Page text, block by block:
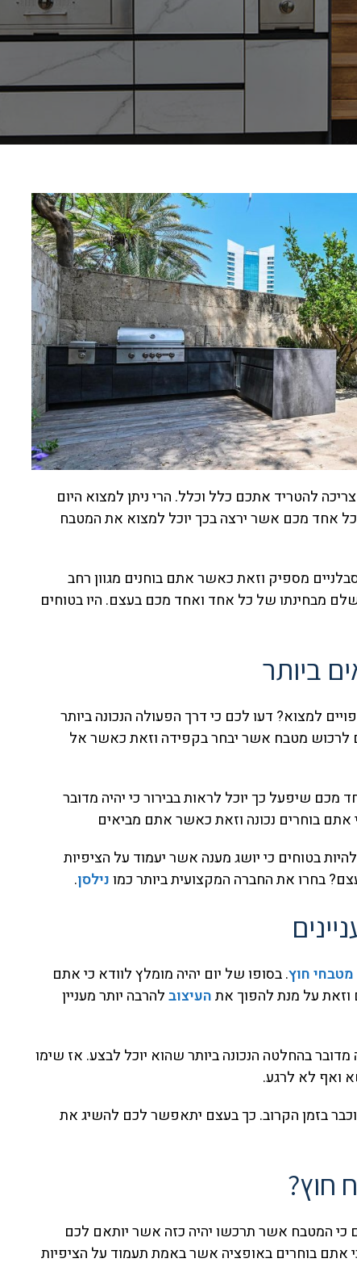
להטריד אתכם כלל וכלל. הרי ניתן למצוא היום
כל אחד מכם אשר ירצה בכך יוכל למצוא את המטבח
מספיק וזאת כאשר אתם בוחנים מגוון רחב
מבחינתו של כל אחד ואחד מכם בעצם. היו בטוחים
ביותר
למצוא? דעו לכם כי דרך הפעולה הנכונה ביותר
לרכוש מטבח אשר יבחר בקפידה וזאת כאשר אל
שיפעל כך יוכל לראות בבירור כי יהיה מדובר
אתם בוחרים נכונה וזאת כאשר אתם מביאים
בטוחים כי יושג מענה אשר יעמוד על הציפיות
בחרו את החברה המקצועית ביותר כמונילסן.
מטבחי חוץ. בסופו של יום יהיה מומלץ לוודא כי אתם
וזאת על מנת להפוך אתהעיצובלהרבה יותר מעניין
בהחלטה הנכונה ביותר שהוא יוכל לבצע. אז שימו
ואף לא לרגע.
בזמן הקרוב. כך בעצם יתאפשר לכם להשיג את
חוץ?
כי המטבח אשר תרכשו יהיה כזה אשר יותאם לכם
אתם בוחרים באופציה אשר באמת תעמוד על הציפיות